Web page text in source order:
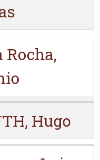
Rocha,
Hugo